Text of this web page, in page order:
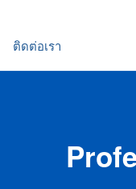
ติดต่อเรา